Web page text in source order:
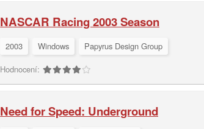
NASCAR Racing 2003 Season
2003 Windows
Papyrus Design Group
Hodnocení:
Need for Speed: Underground